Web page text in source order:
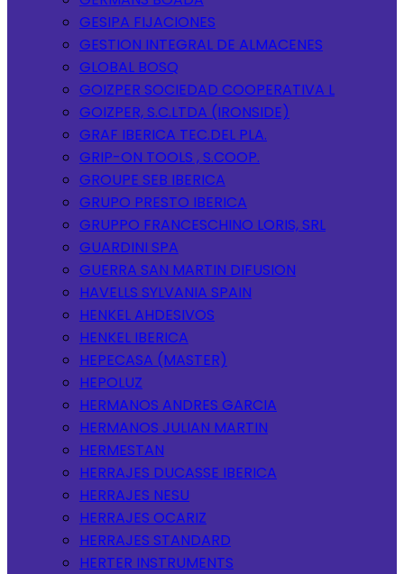
GESIPA FIJACIONES
GESTION INTEGRAL DE ALMACENES
GLOBAL BOSQ
GOIZPER SOCIEDAD COOPERATIVA L
GOIZPER, S.C.LTDA (IRONSIDE)
GRAF IBERICA TEC.DEL PLA.
GRIP-ON TOOLS , S.COOP.
GROUPE SEB IBERICA
GRUPO PRESTO IBERICA
GRUPPO FRANCESCHINO LORIS, SRL
GUARDINI SPA
GUERRA SAN MARTIN DIFUSION
HAVELLS SYLVANIA SPAIN
HENKEL AHDESIVOS
HENKEL IBERICA
HEPECASA (MASTER)
HEPOLUZ
HERMANOS ANDRES GARCIA
HERMANOS JULIAN MARTIN
HERMESTAN
HERRAJES DUCASSE IBERICA
HERRAJES NESU
HERRAJES OCARIZ
HERRAJES STANDARD
HERTER INSTRUMENTS